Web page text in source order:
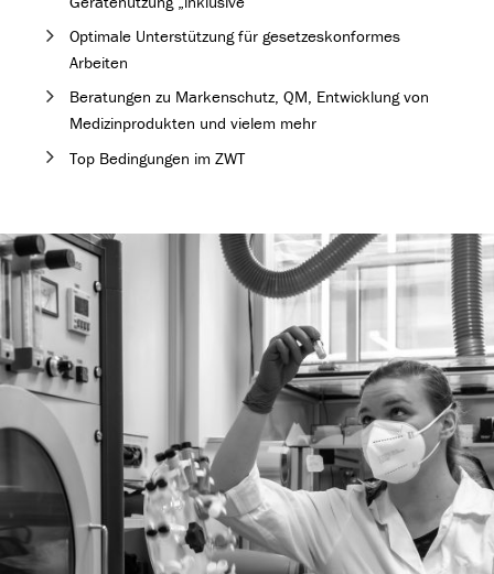
Optimale Unterstützung für gesetzeskonformes
Arbeiten
Beratungen zu Markenschutz, QM, Entwicklung von
Medizinprodukten und vielem mehr
Top Bedingungen im ZWT